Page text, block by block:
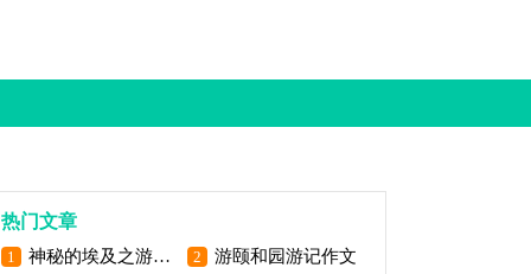
热门文章
1 神秘的埃及之游800字作文 2 游颐和园游记作文